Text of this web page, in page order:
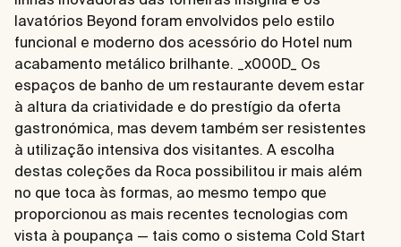
lavatórios Beyond foram envolvidos pelo estilo
funcional e moderno dos acessório do Hotel num
acabamento metálico brilhante. _x000D_ Os
espaços de banho de um restaurante devem estar
à altura da criatividade e do prestígio da oferta
gastronómica, mas devem também ser resistentes
à utilização intensiva dos visitantes. A escolha
destas coleções da Roca possibilitou ir mais além
no que toca às formas, ao mesmo tempo que
proporcionou as mais recentes tecnologias com
vista à poupança — tais como o sistema Cold Start